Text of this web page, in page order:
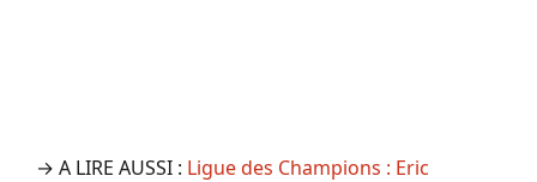
→ A LIRE AUSSI : Ligue des Champions : Eric